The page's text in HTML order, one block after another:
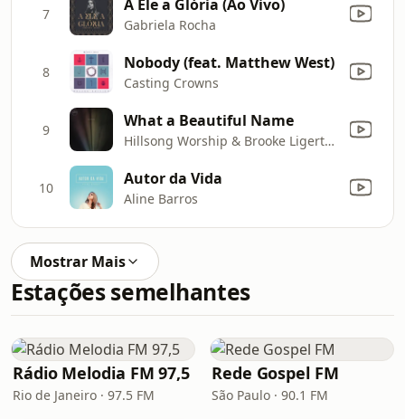
7 A Ele a Glória (Ao Vivo)
Gabriela Rocha
8 Nobody (feat. Matthew West)
Casting Crowns
9 What a Beautiful Name
Hillsong Worship & Brooke Ligertwood
10 Autor da Vida
Aline Barros
Mostrar Mais
Estações semelhantes
Rádio Melodia FM 97,5
Rio de Janeiro · 97.5 FM
Rede Gospel FM
São Paulo · 90.1 FM